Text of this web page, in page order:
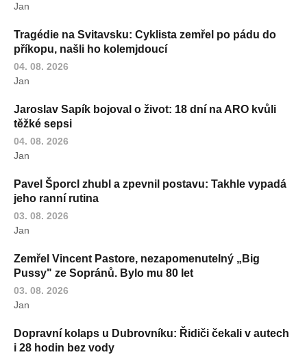
Jan
Tragédie na Svitavsku: Cyklista zemřel po pádu do
příkopu, našli ho kolemjdoucí
04. 08. 2026
Jan
Jaroslav Sapík bojoval o život: 18 dní na ARO kvůli
těžké sepsi
04. 08. 2026
Jan
Pavel Šporcl zhubl a zpevnil postavu: Takhle vypadá
jeho ranní rutina
03. 08. 2026
Jan
Zemřel Vincent Pastore, nezapomenutelný „Big
Pussy" ze Sopránů. Bylo mu 80 let
03. 08. 2026
Jan
Dopravní kolaps u Dubrovníku: Řidiči čekali v autech
i 28 hodin bez vody